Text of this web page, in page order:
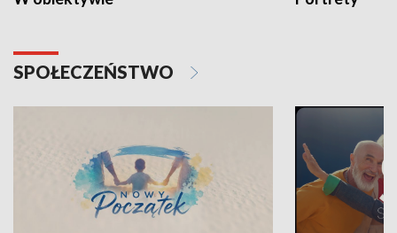
SPOŁECZEŃSTWO